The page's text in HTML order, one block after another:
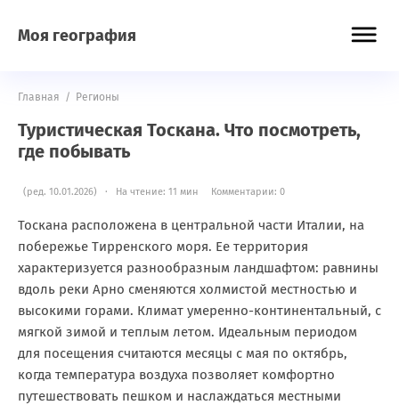
Моя география
Главная / Регионы
Туристическая Тоскана. Что посмотреть,
где побывать
(ред. 10.01.2026) · На чтение: 11 мин Комментарии: 0
Тоскана расположена в центральной части Италии, на
побережье Тирренского моря. Ее территория
характеризуется разнообразным ландшафтом: равнины
вдоль реки Арно сменяются холмистой местностью и
высокими горами. Климат умеренно-континентальный, с
мягкой зимой и теплым летом. Идеальным периодом
для посещения считаются месяцы с мая по октябрь,
когда температура воздуха позволяет комфортно
путешествовать пешком и наслаждаться местными